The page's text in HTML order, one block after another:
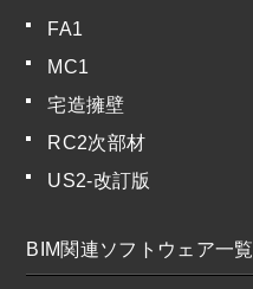
FA1
MC1
宅造擁壁
RC2次部材
US2-改訂版
BIM関連ソフトウェア一覧